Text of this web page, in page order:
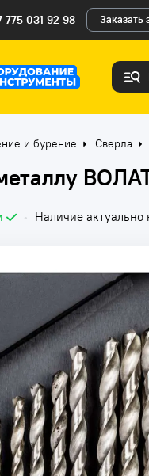
775 031 92 98 Заказать
и бурение Сверла
• Наличие актуально